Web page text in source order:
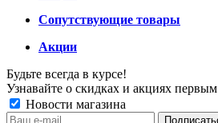
Сопутствующие товары
Акции
Будьте всегда в курсе!
Узнавайте о скидках и акциях первым
Новости магазина